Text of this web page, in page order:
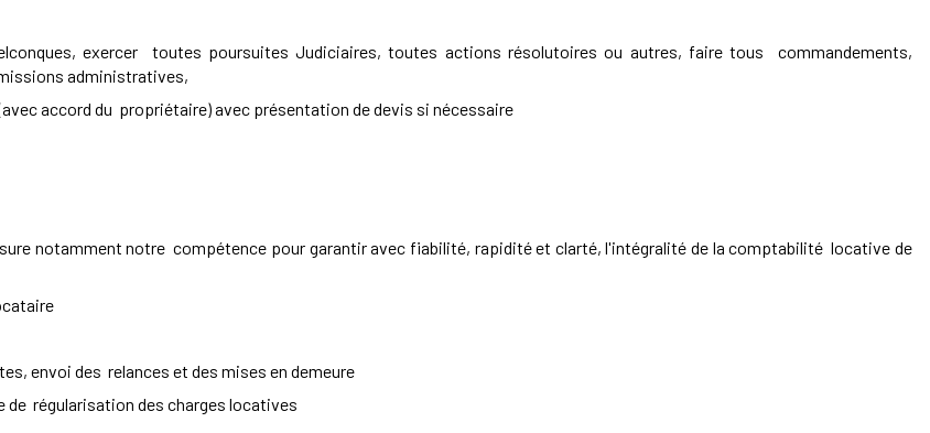
exercer toutes poursuites Judiciaires, toutes actions résolutoires ou autres, faire tous commandements,
administratives,
accord du propriétaire) avec présentation de devis si nécessaire
notamment notre compétence pour garantir avec fiabilité, rapidité et clarté, l'intégralité de la comptabilité locative de
envoi des relances et des mises en demeure
de régularisation des charges locatives